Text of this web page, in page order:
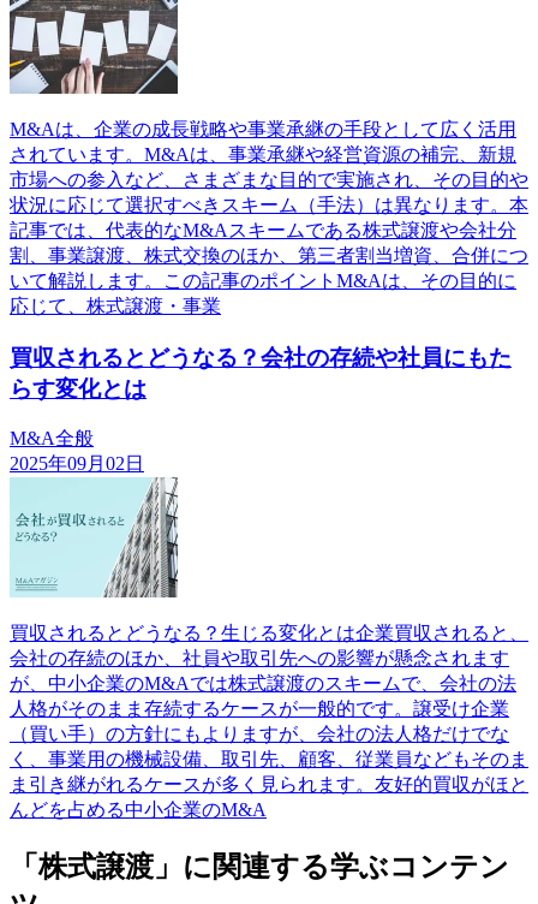
M&Aは、企業の成長戦略や事業承継の手段として広く活用
されています。M&Aは、事業承継や経営資源の補完、新規
市場への参入など、さまざまな目的で実施され、その目的や
状況に応じて選択すべきスキーム（手法）は異なります。本
記事では、代表的なM&Aスキームである株式譲渡や会社分
割、事業譲渡、株式交換のほか、第三者割当増資、合併につ
いて解説します。この記事のポイントM&Aは、その目的に
応じて、株式譲渡・事業
買収されるとどうなる？会社の存続や社員にもた
らす変化とは
M&A全般
2025年09月02日
買収されるとどうなる？生じる変化とは企業買収されると、
会社の存続のほか、社員や取引先への影響が懸念されます
が、中小企業のM&Aでは株式譲渡のスキームで、会社の法
人格がそのまま存続するケースが一般的です。譲受け企業
（買い手）の方針にもよりますが、会社の法人格だけでな
く、事業用の機械設備、取引先、顧客、従業員などもそのま
ま引き継がれるケースが多く見られます。友好的買収がほと
んどを占める中小企業のM&A
「株式譲渡」に関連する学ぶコンテン